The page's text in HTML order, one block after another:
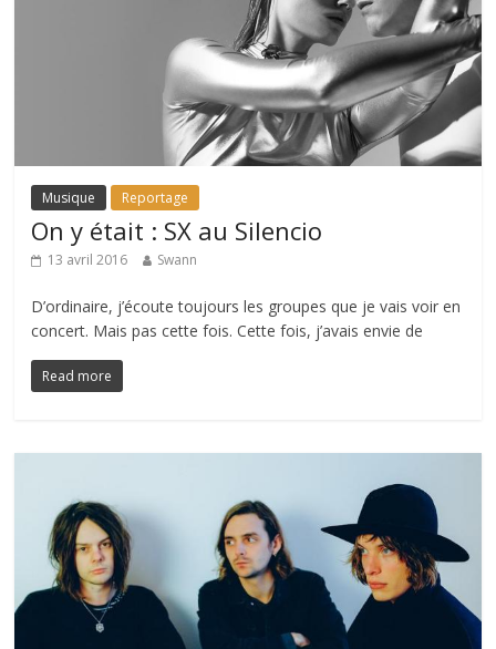
Musique Reportage
On y était : SX au Silencio
13 avril 2016 Swann
D’ordinaire, j’écoute toujours les groupes que je vais voir en
concert. Mais pas cette fois. Cette fois, j’avais envie de
Read more